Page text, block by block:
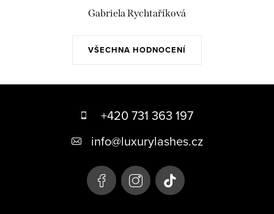
VŠECHNA HODNOCENÍ
Gabriela Rychtaříková
+420 731 363 197
info@luxurylashes.cz